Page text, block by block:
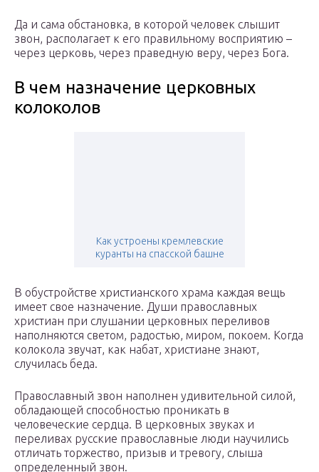
Да и сама обстановка, в которой человек слышит
звон, располагает к его правильному восприятию –
через церковь, через праведную веру, через Бога.
В чем назначение церковных
колоколов
Как устроены кремлевские
куранты на спасской башне
В обустройстве христианского храма каждая вещь
имеет свое назначение. Души православных
христиан при слушании церковных переливов
наполняются светом, радостью, миром, покоем. Когда
колокола звучат, как набат, христиане знают,
случилась беда.
Православный звон наполнен удивительной силой,
обладающей способностью проникать в
человеческие сердца. В церковных звуках и
переливах русские православные люди научились
отличать торжество, призыв и тревогу, слыша
определенный звон.